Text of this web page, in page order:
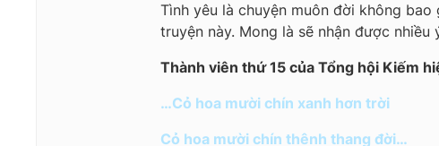
Tình yêu là chuyện muôn đời không
truyện này. Mong là sẽ nhận được
Thành viên thứ 15 của Tổng hội Kiếm
…Cỏ hoa mười chín xanh hơn trời
Cỏ hoa mười chín thênh thang đời…